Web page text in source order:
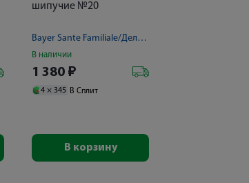
шипучие №20
Bayer Sante Familiale/Делфарм Гайярд
В наличии
1 380 ₽
4 × 345 В Сплит
В корзину